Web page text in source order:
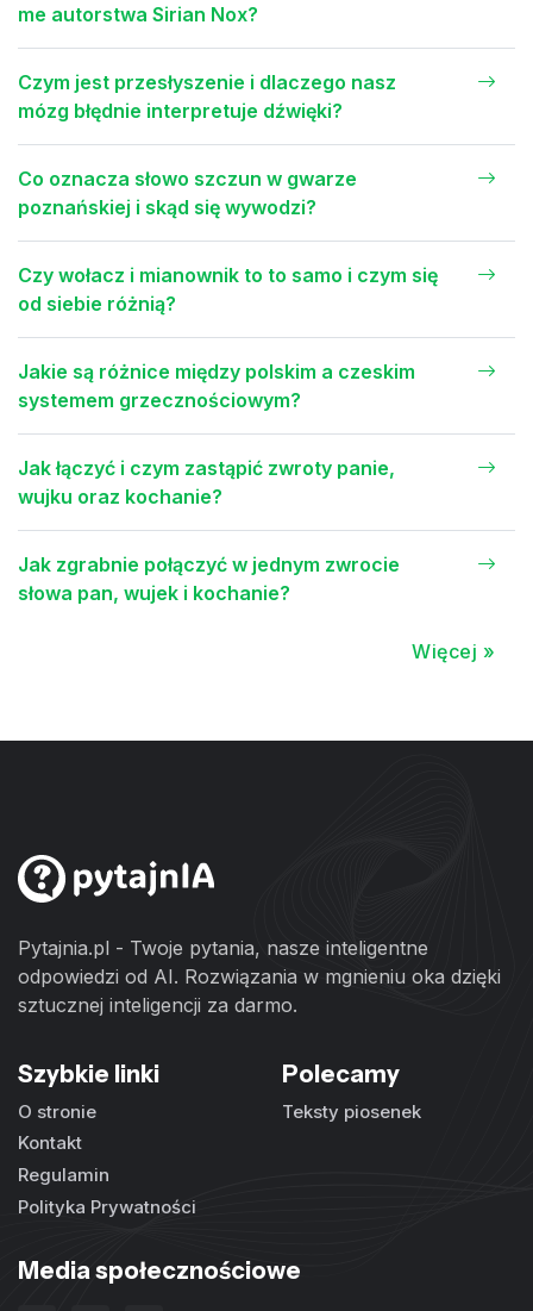
me autorstwa Sirian Nox?
Czym jest przesłyszenie i dlaczego nasz
mózg błędnie interpretuje dźwięki?
Co oznacza słowo szczun w gwarze
poznańskiej i skąd się wywodzi?
Czy wołacz i mianownik to to samo i czym się
od siebie różnią?
Jakie są różnice między polskim a czeskim
systemem grzecznościowym?
Jak łączyć i czym zastąpić zwroty panie,
wujku oraz kochanie?
Jak zgrabnie połączyć w jednym zwrocie
słowa pan, wujek i kochanie?
Więcej »
Pytajnia.pl - Twoje pytania, nasze inteligentne
odpowiedzi od AI. Rozwiązania w mgnieniu oka dzięki
sztucznej inteligencji za darmo.
Szybkie linki
O stronie
Kontakt
Regulamin
Polityka Prywatności
Polecamy
Teksty piosenek
Media społecznościowe